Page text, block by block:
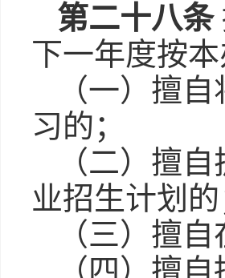
第二十八条
下一年度按
（一）擅
习的；
（二）擅
业招生计划的
（三）擅
（四）擅